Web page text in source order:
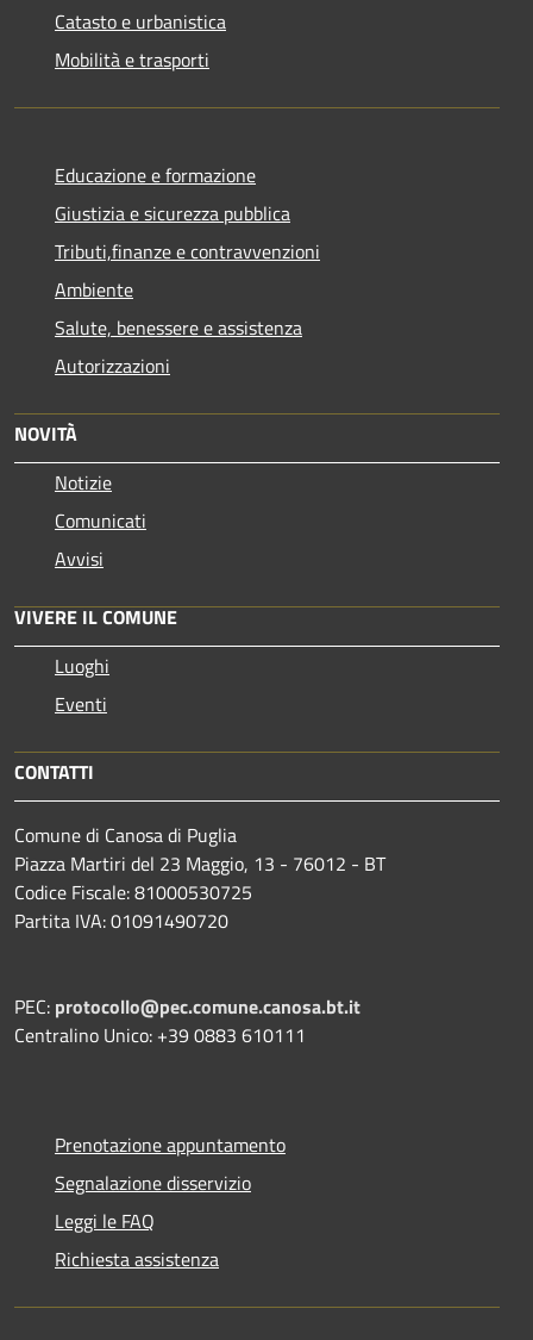
Catasto e urbanistica
Mobilità e trasporti
Educazione e formazione
Giustizia e sicurezza pubblica
Tributi,finanze e contravvenzioni
Ambiente
Salute, benessere e assistenza
Autorizzazioni
NOVITÀ
Notizie
Comunicati
Avvisi
VIVERE IL COMUNE
Luoghi
Eventi
CONTATTI
Comune di Canosa di Puglia
Piazza Martiri del 23 Maggio, 13 - 76012 - BT
Codice Fiscale: 81000530725
Partita IVA: 01091490720
PEC: protocollo@pec.comune.canosa.bt.it
Centralino Unico: +39 0883 610111
Prenotazione appuntamento
Segnalazione disservizio
Leggi le FAQ
Richiesta assistenza